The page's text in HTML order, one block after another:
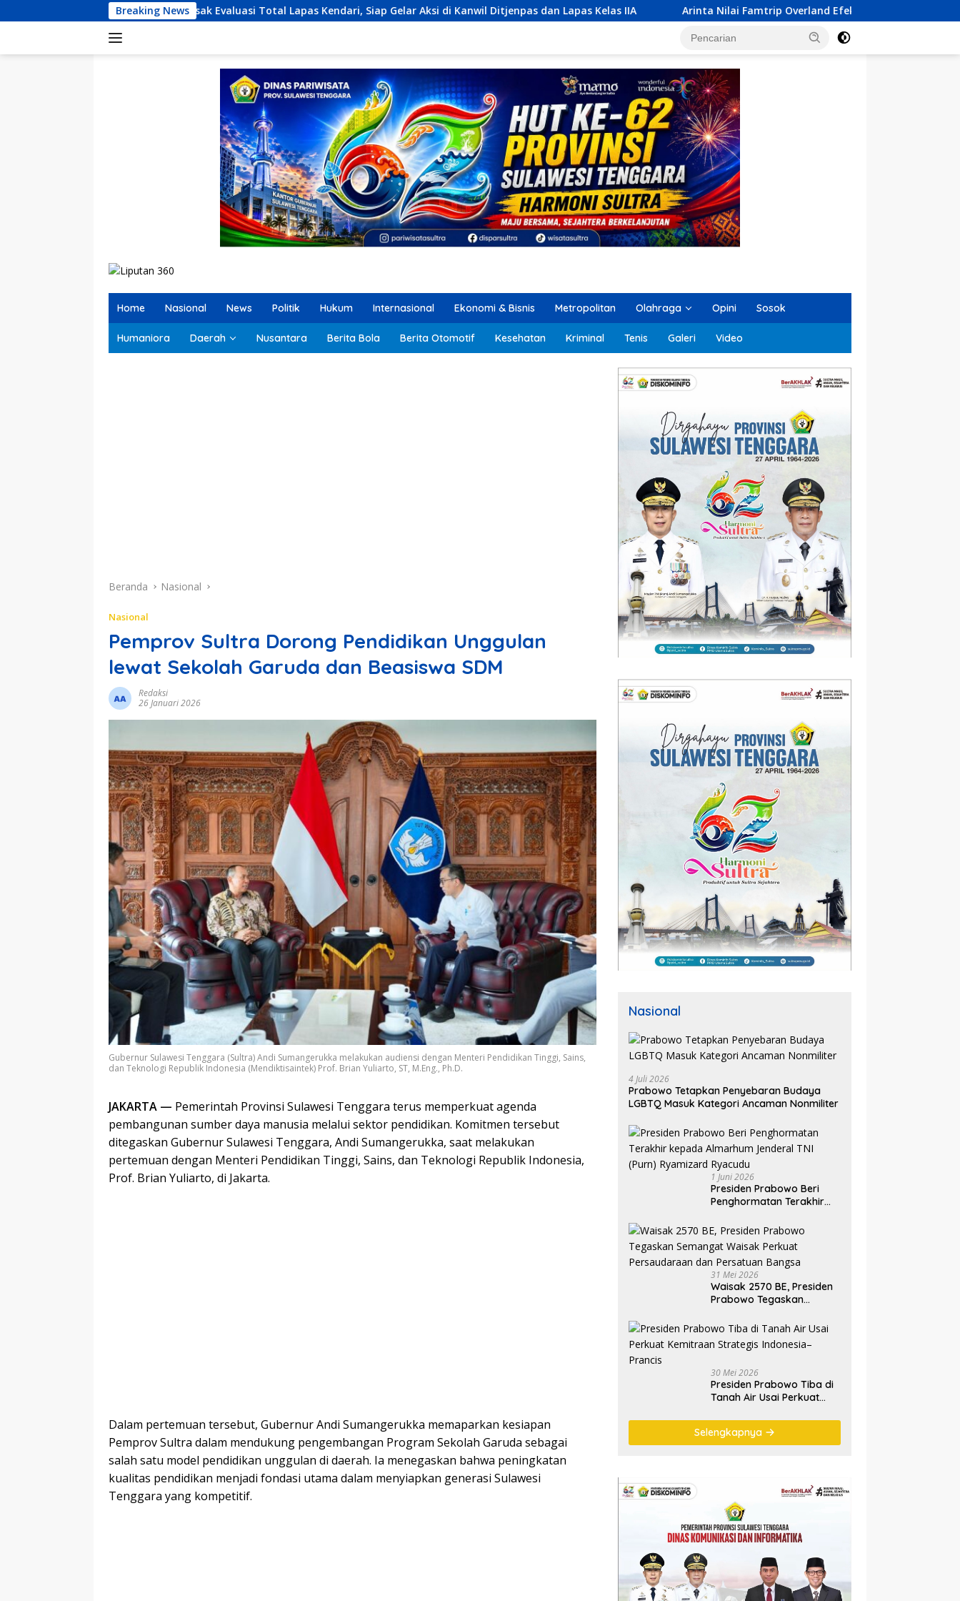
ke
Breaking News
Desak Evaluasi Total Lapas Kendari, Siap Gelar Aksi di Kanwil Ditjenpas dan Lapas Kelas IIA Arinta Nilai Famtrip Overland Efektif Kenalkan Destinasi Sultra ke Tingkat Nasional
Home Nasional News Politik Hukum Internasional Ekonomi & Bisnis Metropolitan Olahraga Opini Sosok
Humaniora Daerah Nusantara Berita Bola Berita Otomotif Kesehatan Kriminal Tenis Galeri Video
Beranda Nasional
Nasional
Pemprov Sultra Dorong Pendidikan Unggulan
lewat Sekolah Garuda dan Beasiswa SDM
Redaksi
26 Januari 2026
Gubernur Sulawesi Tenggara (Sultra) Andi Sumangerukka melakukan audiensi dengan Menteri Pendidikan Tinggi, Sains,
dan Teknologi Republik Indonesia (Mendiktisaintek) Prof. Brian Yuliarto, ST, M.Eng., Ph.D.
JAKARTA — Pemerintah Provinsi Sulawesi Tenggara terus memperkuat agenda
pembangunan sumber daya manusia melalui sektor pendidikan. Komitmen tersebut
ditegaskan Gubernur Sulawesi Tenggara, Andi Sumangerukka, saat melakukan
pertemuan dengan Menteri Pendidikan Tinggi, Sains, dan Teknologi Republik Indonesia,
Prof. Brian Yuliarto, di Jakarta.
Dalam pertemuan tersebut, Gubernur Andi Sumangerukka memaparkan kesiapan
Pemprov Sultra dalam mendukung pengembangan Program Sekolah Garuda sebagai
salah satu model pendidikan unggulan di daerah. Ia menegaskan bahwa peningkatan
kualitas pendidikan menjadi fondasi utama dalam menyiapkan generasi Sulawesi
Tenggara yang kompetitif.
Nasional
4 Juli 2026
Prabowo Tetapkan Penyebaran Budaya
LGBTQ Masuk Kategori Ancaman Nonmiliter
1 Juni 2026
Presiden Prabowo Beri
Penghormatan Terakhir
Jenderal TNI (Purn)
Ryamizard Ryacudu
31 Mei 2026
Waisak 2570 BE, Presiden
Prabowo Tegaskan
Persaudaraan dan
Persatuan Bangsa
30 Mei 2026
Presiden Prabowo Tiba di
Tanah Air Usai Perkuat
Indonesia–Prancis
Selengkapnya